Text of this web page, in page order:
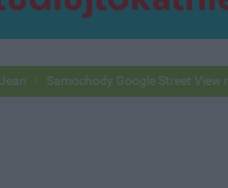
Google Street View na ulicach